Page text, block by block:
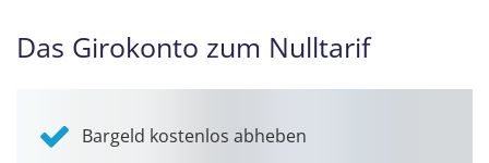
Das Girokonto zum Nulltarif
Bargeld kostenlos abheben